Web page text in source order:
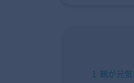
1 親が元